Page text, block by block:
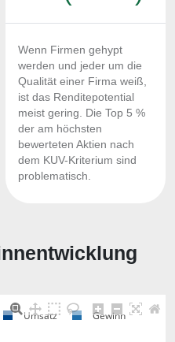
Wenn Firmen gehypt
werden und jeder um die
Qualität einer Firma weiß,
ist das Renditepotential
meist gering. Die Top 5 %
der am höchsten
bewerteten Aktien nach
dem KUV-Kriterium sind
problematisch.
Umsatz Gewinn